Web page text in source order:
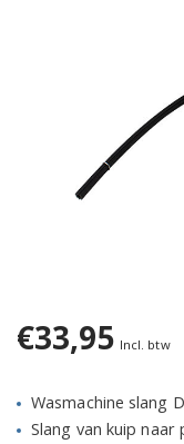
€33,95 Incl. btw
Wasmachine slang
Slang van kuip naar